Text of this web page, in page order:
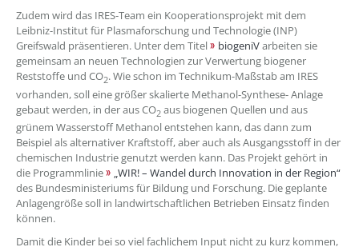
Zudem wird das IRES-Team ein Kooperationsprojekt mit dem
Leibniz-Institut für Plasmaforschung und Technologie (INP)
Greifswald präsentieren. Unter dem Titel
biogeniVarbeiten sie
gemeinsam an neuen Technologien zur Verwertung biogener
Reststoffe und CO2. Wie schon im Technikum-Maßstab am IRES
vorhanden, soll eine größer skalierte Methanol-Synthese- Anlage
gebaut werden, in der aus CO2 aus biogenen Quellen und aus
grünem Wasserstoff Methanol entstehen kann, das dann zum
Beispiel als alternativer Kraftstoff, aber auch als Ausgangsstoff in der
chemischen Industrie genutzt werden kann. Das Projekt gehört in
die Programmlinie
„WIR! – Wandel durch Innovation in der Region“
des Bundesministeriums für Bildung und Forschung. Die geplante
Anlagengröße soll in landwirtschaftlichen Betrieben Einsatz finden
können.
Damit die Kinder bei so viel fachlichem Input nicht zu kurz kommen,